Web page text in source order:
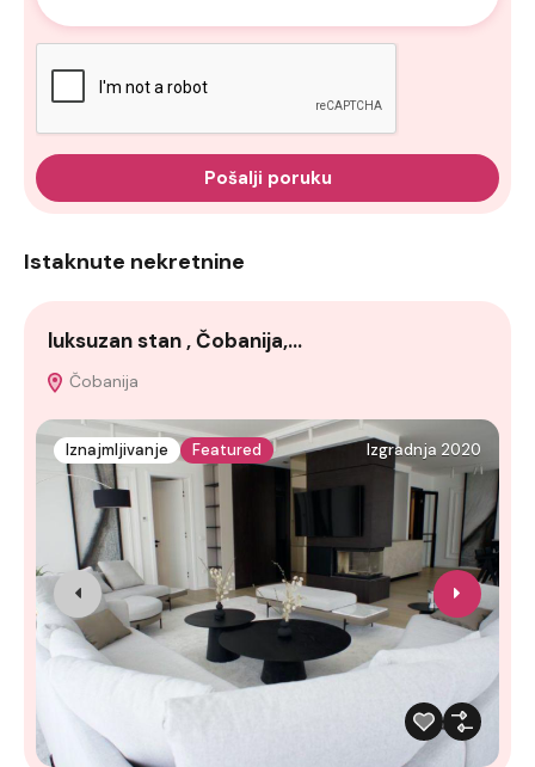
Pošalji poruku
Istaknute nekretnine
luksuzan stan , Čobanija,…
Čobanija
Iznajmljivanje Featured Izgradnja 2020